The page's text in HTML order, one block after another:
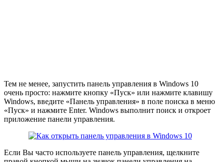
Тем не менее, запустить панель управления в Windows 10
очень просто: нажмите кнопку «Пуск» или нажмите клавишу
Windows, введите «Панель управления» в поле поиска в меню
«Пуск» и нажмите Enter. Windows выполнит поиск и откроет
приложение панели управления.
Если Вы часто используете панель управления, щелкните